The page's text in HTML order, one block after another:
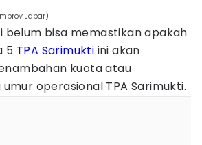
Jabar)
belum bisa memastikan apakah
5 TPA Sarimukti ini akan
kuota atau
operasional TPA Sarimukti.